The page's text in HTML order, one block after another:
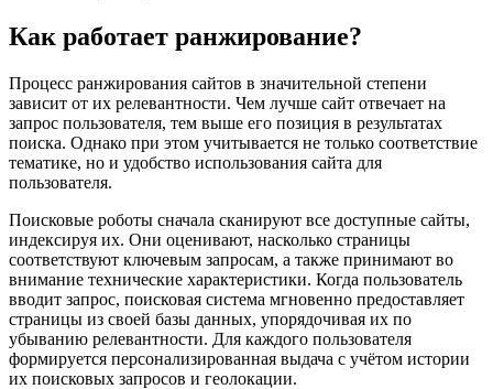
Как работает ранжирование?
Процесс ранжирования сайтов в значительной степени
зависит от их релевантности. Чем лучше сайт отвечает на
запрос пользователя, тем выше его позиция в результатах
поиска. Однако при этом учитывается не только соответствие
тематике, но и удобство использования сайта для
пользователя.
Поисковые роботы сначала сканируют все доступные сайты,
индексируя их. Они оценивают, насколько страницы
соответствуют ключевым запросам, а также принимают во
внимание технические характеристики. Когда пользователь
вводит запрос, поисковая система мгновенно предоставляет
страницы из своей базы данных, упорядочивая их по
убыванию релевантности. Для каждого пользователя
формируется персонализированная выдача с учётом истории
их поисковых запросов и геолокации.